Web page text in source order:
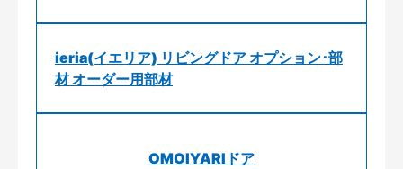
ieria(イエリア) リビングドア オプション･部
材 オーダー用部材
OMOIYARIドア